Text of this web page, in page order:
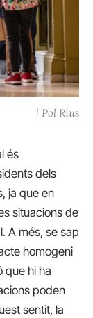
| Pol Rius
és
dels
ja que en
situacions de
A més, se sap
homogeni
que hi ha
poden
sentit, la